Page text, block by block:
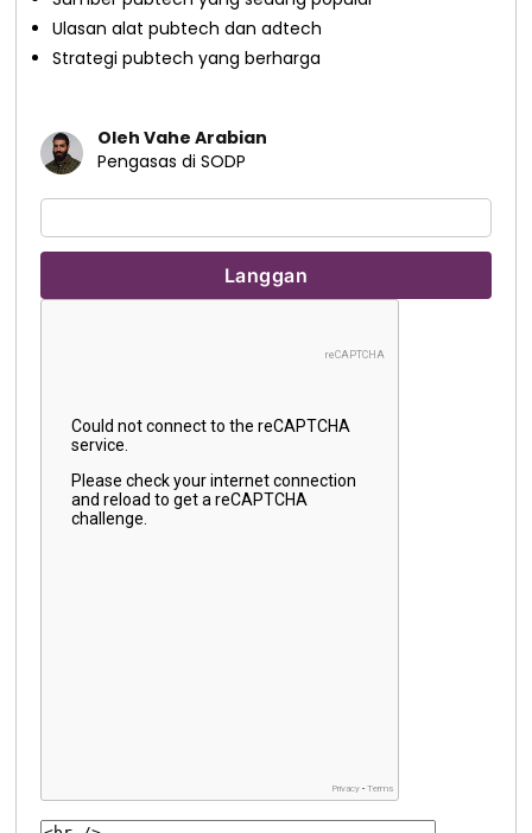
Ulasan alat pubtech dan adtech
Strategi pubtech yang berharga
Oleh Vahe Arabian
Pengasas di SODP